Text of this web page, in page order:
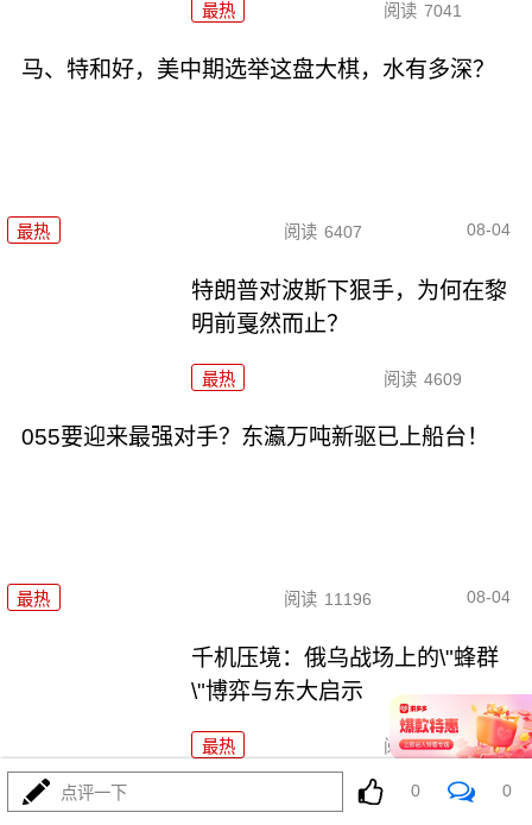
最热 阅读 7041
马、特和好，美中期选举这盘大棋，水有多深？
最热 阅读 6407 08-04
特朗普对波斯下狠手，为何在黎
明前戛然而止？
最热 阅读 4609
055要迎来最强对手？东瀛万吨新驱已上船台！
最热 阅读 11196 08-04
千机压境：俄乌战场上的\"蜂群
\"博弈与东大启示
最热 阅读 8561
算了不打了？特朗普这脚刹车，
点评一下 0 0